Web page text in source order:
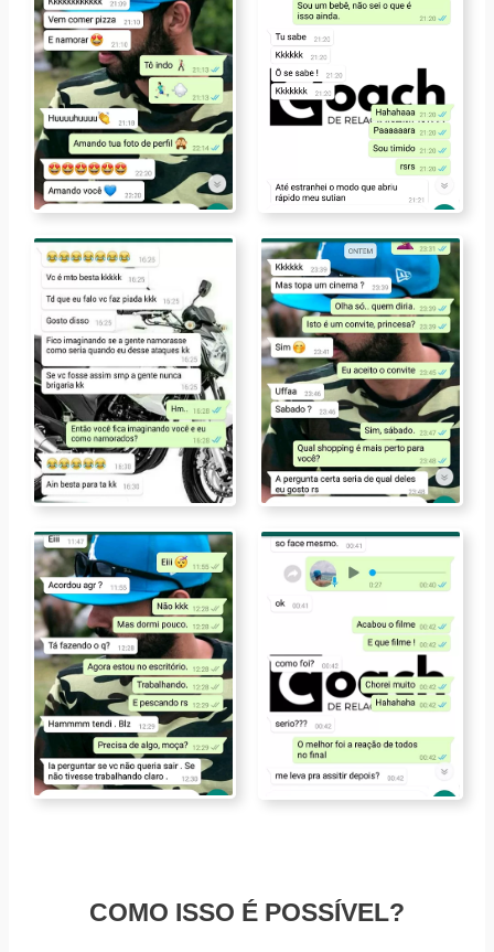
COMO ISSO É POSSÍVEL?